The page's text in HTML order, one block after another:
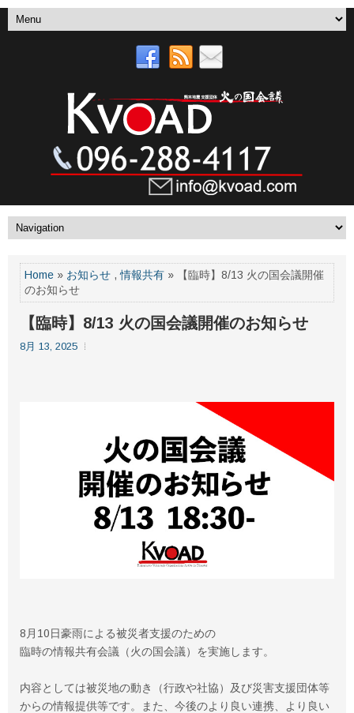
Home » お知らせ ,情報共有 » 【臨時】8/13 火の国会議開催
のお知らせ
【臨時】8/13 火の国会議開催のお知らせ
8月 13, 2025
8月10日豪雨による被災者支援のための
臨時の情報共有会議（火の国会議）を実施します。
内容としては被災地の動き（行政や社協）及び災害支援団体等
からの情報提供等です。また、今後のより良い連携、より良い